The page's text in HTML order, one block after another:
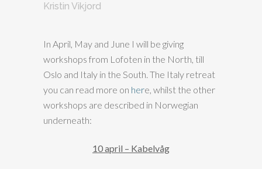
Kristin Vikjord
In April, May and June I will be giving
workshops from Lofoten in the North, till
Oslo and Italy in the South. The Italy retreat
you can read more on here, whilst the other
workshops are described in Norwegian
underneath:
10 april – Kabelvåg